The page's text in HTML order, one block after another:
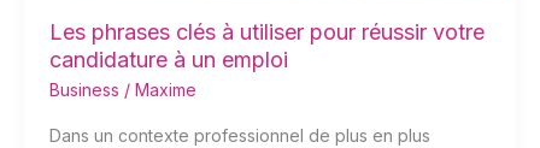
Les phrases clés à utiliser pour réussir votre
candidature à un emploi
Business / Maxime
Dans un contexte professionnel de plus en plus
emploi